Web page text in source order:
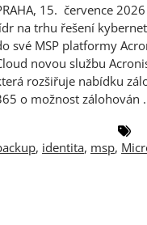
15. července
na trhu řešení
své MSP platformy
novou službu
rozšiřuje nabídku
o možnost zálohován
, identita, msp,